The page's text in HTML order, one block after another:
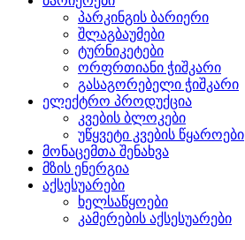
პარკინგის ბარიერი
შლაგბაუმები
ტურნიკეტები
ორფრთიანი ჭიშკარი
გასაგორებელი ჭიშკარი
ელექტრო პროდუქცია
კვების ბლოკები
უწყვეტი კვების წყაროები
მონაცემთა შენახვა
მზის ენერგია
აქსესუარები
ხელსაწყოები
კამერების აქსესუარები